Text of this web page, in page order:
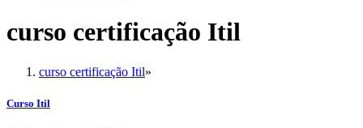
curso certificação Itil
curso certificação Itil»
Curso Itil